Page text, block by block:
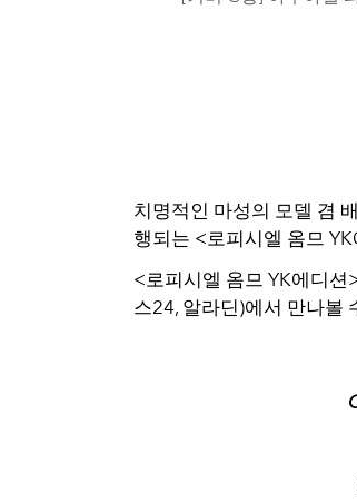
치명적인 마성의 모델 겸
행되는 <로피시엘 옴므
<로피시엘 옴므 YK에디션
스24, 알라딘)에서 만나볼